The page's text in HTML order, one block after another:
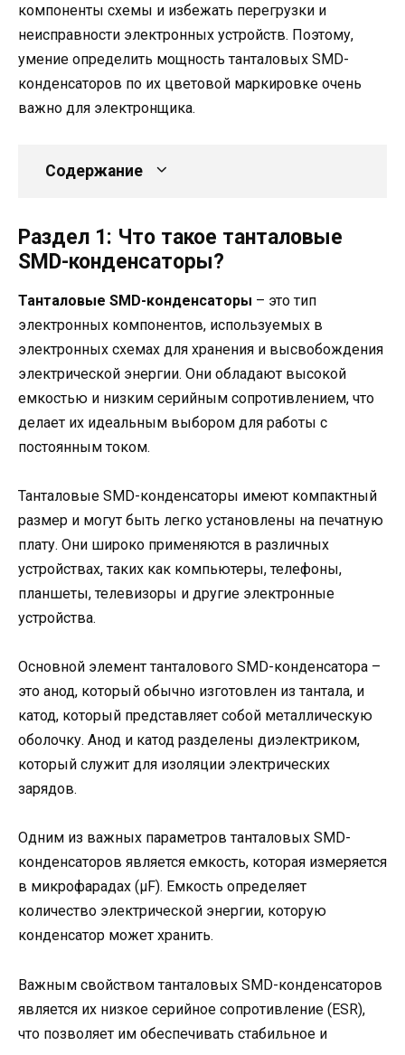
компоненты схемы и избежать перегрузки и
неисправности электронных устройств. Поэтому,
умение определить мощность танталовых SMD-
конденсаторов по их цветовой маркировке очень
важно для электронщика.
Содержание
Раздел 1: Что такое танталовые
SMD-конденсаторы?
Танталовые SMD-конденсаторы – это тип
электронных компонентов, используемых в
электронных схемах для хранения и высвобождения
электрической энергии. Они обладают высокой
емкостью и низким серийным сопротивлением, что
делает их идеальным выбором для работы с
постоянным током.
Танталовые SMD-конденсаторы имеют компактный
размер и могут быть легко установлены на печатную
плату. Они широко применяются в различных
устройствах, таких как компьютеры, телефоны,
планшеты, телевизоры и другие электронные
устройства.
Основной элемент танталового SMD-конденсатора –
это анод, который обычно изготовлен из тантала, и
катод, который представляет собой металлическую
оболочку. Анод и катод разделены диэлектриком,
который служит для изоляции электрических
зарядов.
Одним из важных параметров танталовых SMD-
конденсаторов является емкость, которая измеряется
в микрофарадах (μF). Емкость определяет
количество электрической энергии, которую
конденсатор может хранить.
Важным свойством танталовых SMD-конденсаторов
является их низкое серийное сопротивление (ESR),
что позволяет им обеспечивать стабильное и